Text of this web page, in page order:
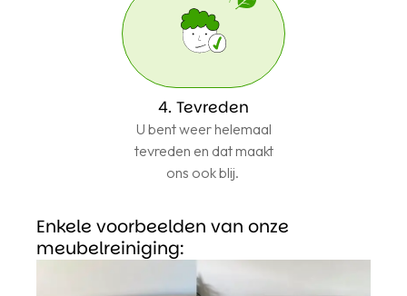
4. Tevreden
U bent weer helemaal
tevreden en dat maakt
ons ook blij.
Enkele voorbeelden van onze
meubelreiniging: